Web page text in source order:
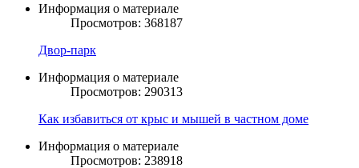
Информация о материале
Просмотров: 368187
Двор-парк
Информация о материале
Просмотров: 290313
Как избавиться от крыс и мышей в частном доме
Информация о материале
Просмотров: 238918